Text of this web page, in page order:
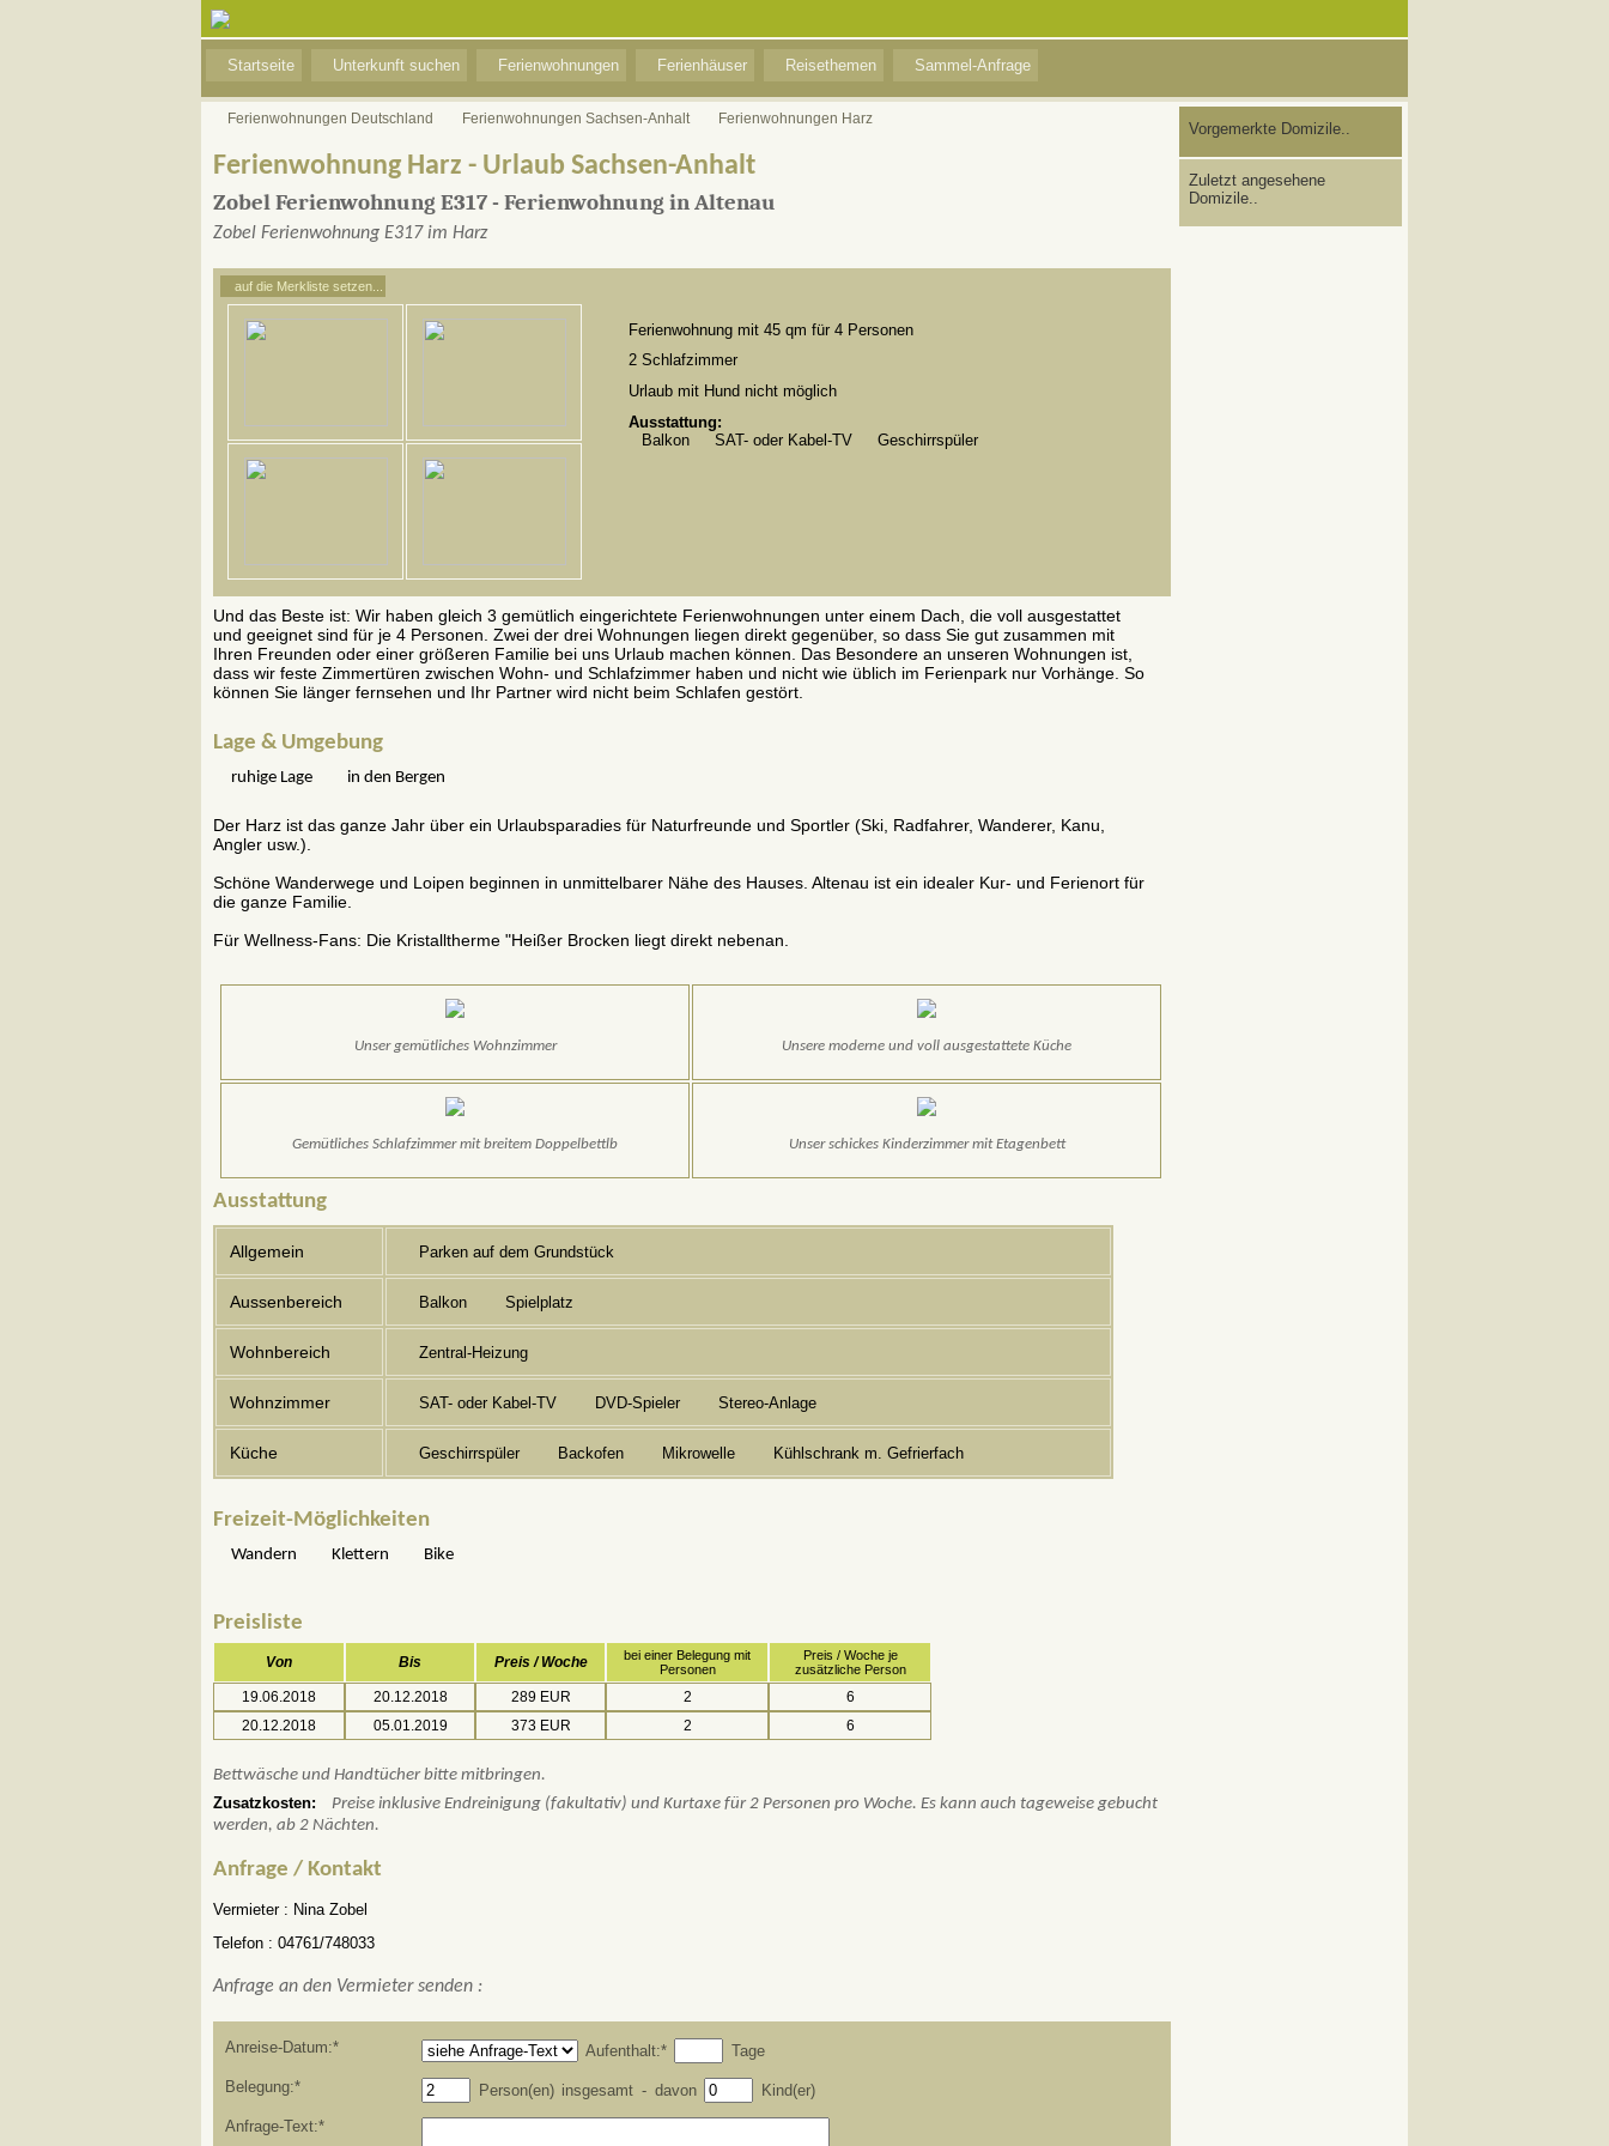
Startseite Unterkunft suchen Ferienwohnungen Ferienhäuser Reisethemen Sammel-Anfrage
Ferienwohnungen Deutschland Ferienwohnungen Sachsen-Anhalt Ferienwohnungen Harz
Ferienwohnung Harz - Urlaub Sachsen-Anhalt
Zobel Ferienwohnung E317 - Ferienwohnung in Altenau
Zobel Ferienwohnung E317 im Harz
auf die Merkliste setzen...
Ferienwohnung mit 45 qm für 4 Personen
2 Schlafzimmer
Urlaub mit Hund nicht möglich
Ausstattung:
Balkon
SAT- oder Kabel-TV Geschirrspüler
Und das Beste ist: Wir haben gleich 3 gemütlich eingerichtete Ferienwohnungen unter einem Dach, die voll ausgestattet
und geeignet sind für je 4 Personen. Zwei der drei Wohnungen liegen direkt gegenüber, so dass Sie gut zusammen mit
Ihren Freunden oder einer größeren Familie bei uns Urlaub machen können. Das Besondere an unseren Wohnungen ist,
dass wir feste Zimmertüren zwischen Wohn- und Schlafzimmer haben und nicht wie üblich im Ferienpark nur Vorhänge. So
können Sie länger fernsehen und Ihr Partner wird nicht beim Schlafen gestört.
Lage & Umgebung
ruhige Lage in den Bergen
Der Harz ist das ganze Jahr über ein Urlaubsparadies für Naturfreunde und Sportler (Ski, Radfahrer, Wanderer, Kanu,
Angler usw.).
Schöne Wanderwege und Loipen beginnen in unmittelbarer Nähe des Hauses. Altenau ist ein idealer Kur- und Ferienort für
die ganze Familie.
Für Wellness-Fans: Die Kristalltherme "Heißer Brocken liegt direkt nebenan.
Unser gemütliches Wohnzimmer Unsere moderne und voll ausgestattete Küche
Gemütliches Schlafzimmer mit breitem Doppelbettlb Unser schickes Kinderzimmer mit Etagenbett
Ausstattung
Allgemein Parken auf dem Grundstück
Aussenbereich Balkon Spielplatz
Wohnbereich Zentral-Heizung
Wohnzimmer SAT- oder Kabel-TV DVD-Spieler Stereo-Anlage
Küche Geschirrspüler Backofen Mikrowelle Kühlschrank m. Gefrierfach
Freizeit-Möglichkeiten
Wandern Klettern Bike
Preisliste
Von Bis Preis / Woche
bei einer Belegung mit
Personen
Preis / Woche je
zusätzliche Person
19.06.2018 20.12.2018 289 EUR 2
6
20.12.2018
05.01.2019 373 EUR 2 6
Bettwäsche und Handtücher bitte mitbringen.
Zusatzkosten:
Preise inklusive Endreinigung (fakultativ) und Kurtaxe für 2 Personen pro Woche. Es kann auch tageweise gebucht
werden, ab 2 Nächten.
Anfrage / Kontakt
Vermieter : Nina Zobel
Telefon : 04761/748033
Anfrage an den Vermieter senden :
Anreise-Datum:* Aufenthalt:*
Tage
Belegung:*
Person(en) insgesamt - davon
Kind(er)
Anfrage-Text:*
Vorgemerkte Domizile..
Zuletzt angesehene
Domizile..